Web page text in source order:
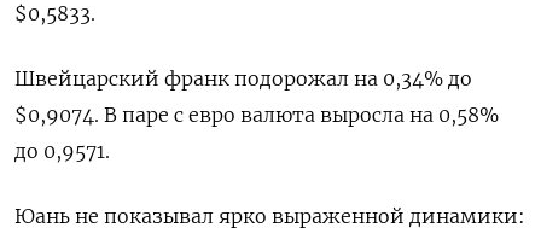
$0,5833​.
Швейцарский франк подорожал на 0,34% до
$0,9074​. В паре с евро валюта выросла на 0,58%​
до 0,9571.
Юань не показывал ярко выраженной динамики: